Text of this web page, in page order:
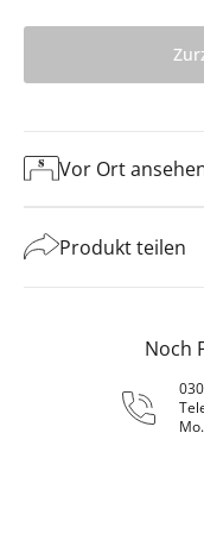
Vor Ort
Produkt teilen
Noch